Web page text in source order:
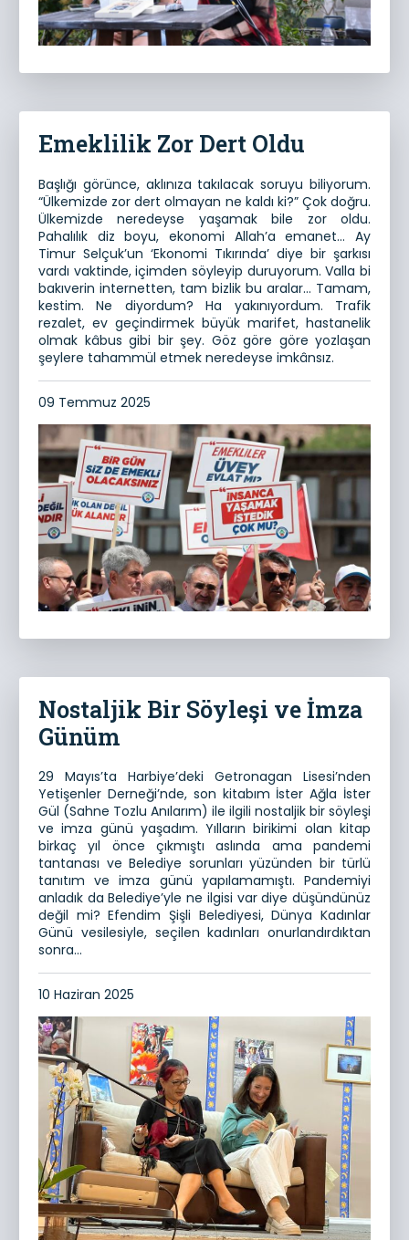
Emeklilik Zor Dert Oldu
Başlığı görünce, aklınıza takılacak soruyu biliyorum.
“Ülkemizde zor dert olmayan ne kaldı ki?” Çok doğru.
Ülkemizde neredeyse yaşamak bile zor oldu.
Pahalılık diz boyu, ekonomi Allah’a emanet… Ay
Timur Selçuk’un ‘Ekonomi Tıkırında’ diye bir şarkısı
vardı vaktinde, içimden söyleyip duruyorum. Valla bi
bakıverin internetten, tam bizlik bu aralar… Tamam,
kestim. Ne diyordum? Ha yakınıyordum. Trafik
rezalet, ev geçindirmek büyük marifet, hastanelik
olmak kâbus gibi bir şey. Göz göre göre yozlaşan
şeylere tahammül etmek neredeyse imkânsız.
09 Temmuz 2025
Nostaljik Bir Söyleşi ve İmza
Günüm
29 Mayıs’ta Harbiye’deki Getronagan Lisesi’nden
Yetişenler Derneği’nde, son kitabım İster Ağla İster
Gül (Sahne Tozlu Anılarım) ile ilgili nostaljik bir söyleşi
ve imza günü yaşadım. Yılların birikimi olan kitap
birkaç yıl önce çıkmıştı aslında ama pandemi
tantanası ve Belediye sorunları yüzünden bir türlü
tanıtım ve imza günü yapılamamıştı. Pandemiyi
anladık da Belediye’yle ne ilgisi var diye düşündünüz
değil mi? Efendim Şişli Belediyesi, Dünya Kadınlar
Günü vesilesiyle, seçilen kadınları onurlandırdıktan
sonra...
10 Haziran 2025